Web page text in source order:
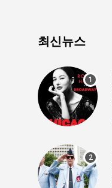
최신뉴스